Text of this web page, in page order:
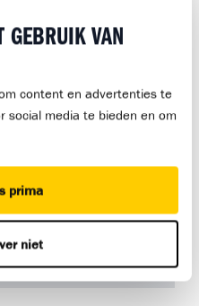
GEBRUIK VAN
content en advertenties te
social media te bieden en om
prima
niet
Bouwmensen
Bouwmensen
Bedrijven –
– Bouwmensen
consumenten –